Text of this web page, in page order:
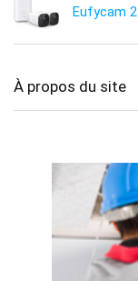
Eufycam 2
À propos du site